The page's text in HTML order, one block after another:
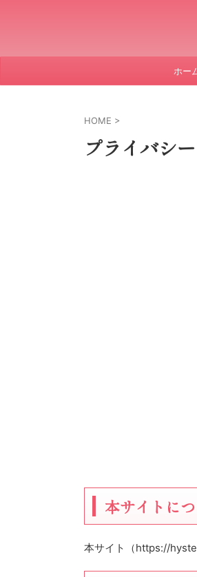
ホー
HOME >
プライバシ
本サイトに
本サイト（https://